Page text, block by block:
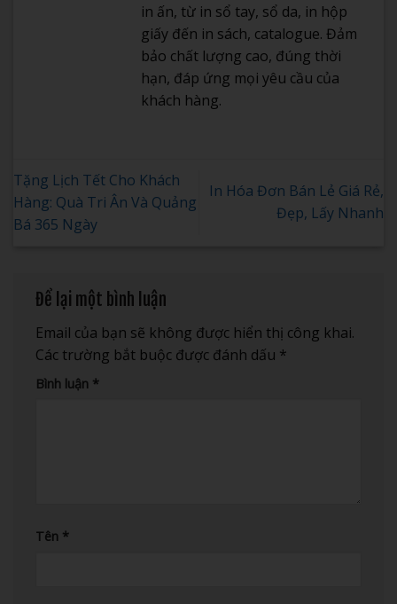
in ấn, từ in sổ tay, sổ da, in hộp
giấy đến in sách, catalogue. Đảm
bảo chất lượng cao, đúng thời
hạn, đáp ứng mọi yêu cầu của
khách hàng.
Tặng Lịch Tết Cho Khách
Hàng: Quà Tri Ân Và Quảng
Bá 365 Ngày
In Hóa Đơn Bán Lẻ Giá Rẻ,
Đẹp, Lấy Nhanh
Để lại một bình luận
Email của bạn sẽ không được hiển thị công khai.
Các trường bắt buộc được đánh dấu *
Bình luận *
Tên *